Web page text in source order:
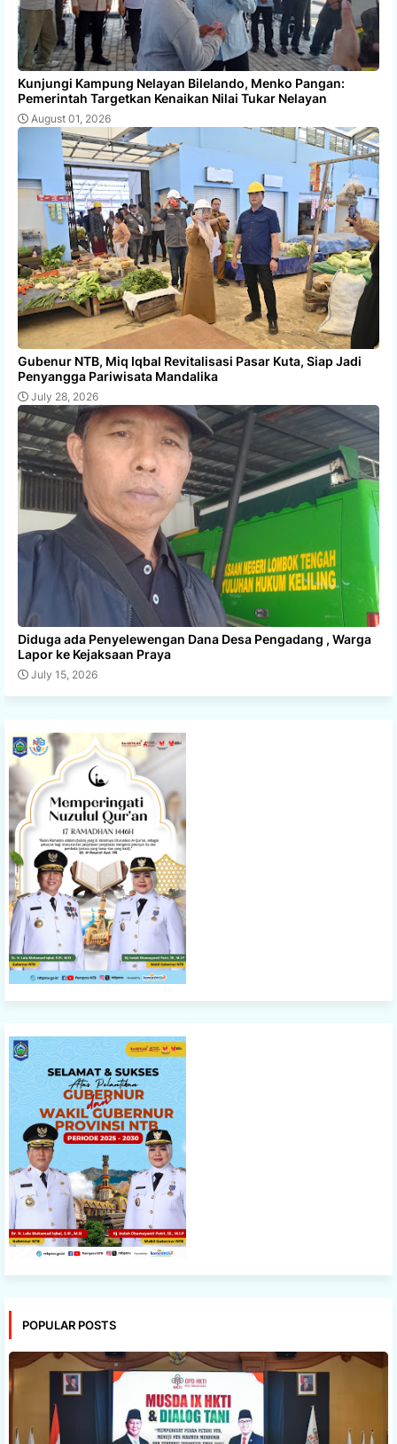
Kunjungi Kampung Nelayan Bilelando, Menko Pangan:
Pemerintah Targetkan Kenaikan Nilai Tukar Nelayan
August 01, 2026
Gubenur NTB, Miq Iqbal Revitalisasi Pasar Kuta, Siap Jadi
Penyangga Pariwisata Mandalika
July 28, 2026
Diduga ada Penyelewengan Dana Desa Pengadang , Warga
Lapor ke Kejaksaan Praya
July 15, 2026
POPULAR POSTS